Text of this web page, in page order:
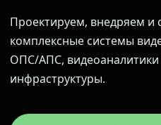
Проектируем, внедряем и
комплексные системы
ОПС/АПС,
инфраструктуры.